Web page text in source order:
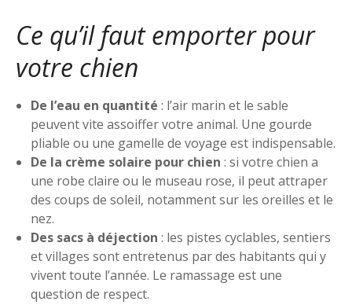
Ce qu’il faut emporter pour
votre chien
De l’eau en quantité : l’air marin et le sable
peuvent vite assoiffer votre animal. Une gourde
pliable ou une gamelle de voyage est indispensable.
De la crème solaire pour chien : si votre chien a
une robe claire ou le museau rose, il peut attraper
des coups de soleil, notamment sur les oreilles et le
nez.
Des sacs à déjection : les pistes cyclables, sentiers
et villages sont entretenus par des habitants qui y
vivent toute l’année. Le ramassage est une
question de respect.